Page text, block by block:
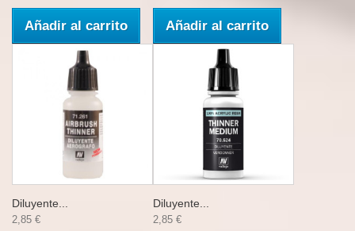
Añadir al carrito Añadir al carrito
Diluyente...
2,85 €
Diluyente...
2,85 €